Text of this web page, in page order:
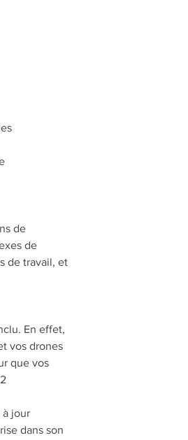
de
de
de travail, et
En effet,
vos drones
que vos
jour
dans son